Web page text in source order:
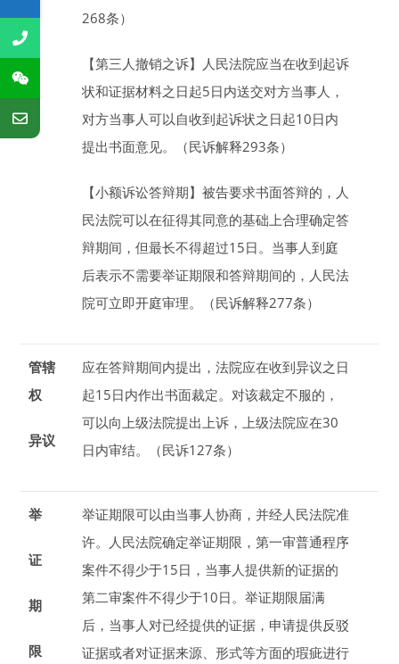
268条）
【第三人撤销之诉】 人民法院应当在收到起诉
状和证据材料之日起5日内送交对方当事人，
对方当事人可以自收到起诉状之日起10日内
提出书面意见。（民诉解释293条）
【小额诉讼答辩期】被告要求书面答辩的，人
民法院可以在征得其同意的基础上合理确定答
辩期间，但最长不得超过15日。当事人到庭
后表示不需要举证期限和答辩期间的，人民法
院可立即开庭审理。（民诉解释277条）
管辖
权
异议
应在答辩期间内提出，法院应在收到异议之日
起15日内作出书面裁定。对该裁定不服的，
可以向上级法院提出上诉，上级法院应在30
日内审结。（民诉127条）
举
证
期
限
举证期限可以由当事人协商，并经人民法院准
许。 人民法院确定举证期限，第一审普通程序
案件不得少于15日 ，当事人提供新的证据的
第二审案件不得少于10日。举证期限届满
后，当事人对已经提供的证据，申请提供反驳
证据或者对证据来源、形式等方面的瑕疵进行